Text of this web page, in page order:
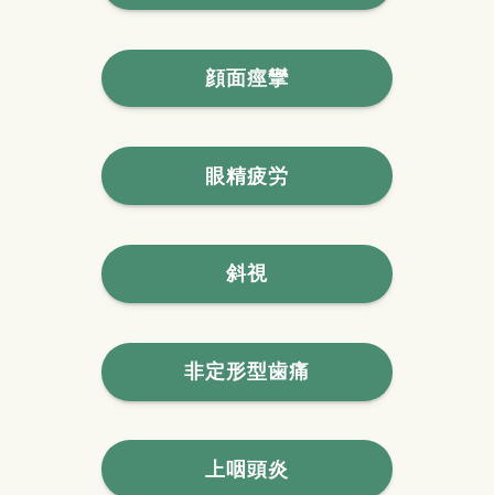
顔面痙攣
眼精疲労
斜視
非定形型歯痛
上咽頭炎